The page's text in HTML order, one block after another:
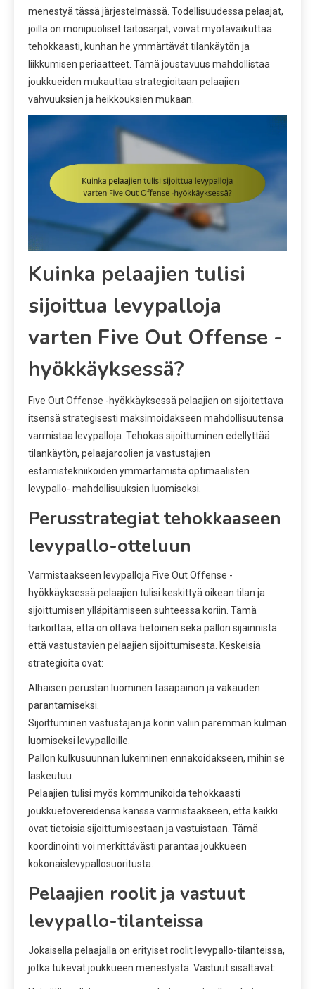
menestyä tässä järjestelmässä. Todellisuudessa pelaajat,
joilla on monipuoliset taitosarjat, voivat myötävaikuttaa
tehokkaasti, kunhan he ymmärtävät tilankäytön ja
liikkumisen periaatteet. Tämä joustavuus mahdollistaa
joukkueiden mukauttaa strategioitaan pelaajien
vahvuuksien ja heikkouksien mukaan.
Kuinka pelaajien tulisi
sijoittua levypalloja
varten Five Out Offense -
hyökkäyksessä?
Five Out Offense -hyökkäyksessä pelaajien on sijoitettava
itsensä strategisesti maksimoidakseen mahdollisuutensa
varmistaa levypalloja. Tehokas sijoittuminen edellyttää
tilankäytön, pelaajaroolien ja vastustajien
estämistekniikoiden ymmärtämistä optimaalisten
levypallo- mahdollisuuksien luomiseksi.
Perusstrategiat tehokkaaseen
levypallo-otteluun
Varmistaakseen levypalloja Five Out Offense -
hyökkäyksessä pelaajien tulisi keskittyä oikean tilan ja
sijoittumisen ylläpitämiseen suhteessa koriin. Tämä
tarkoittaa, että on oltava tietoinen sekä pallon sijainnista
että vastustavien pelaajien sijoittumisesta. Keskeisiä
strategioita ovat:
Alhaisen perustan luominen tasapainon ja vakauden
parantamiseksi.
Sijoittuminen vastustajan ja korin väliin paremman kulman
luomiseksi levypalloille.
Pallon kulkusuunnan lukeminen ennakoidakseen, mihin se
laskeutuu.
Pelaajien tulisi myös kommunikoida tehokkaasti
joukkuetovereidensa kanssa varmistaakseen, että kaikki
ovat tietoisia sijoittumisestaan ja vastuistaan. Tämä
koordinointi voi merkittävästi parantaa joukkueen
kokonaislevypallosuoritusta.
Pelaajien roolit ja vastuut
levypallo-tilanteissa
Jokaisella pelaajalla on erityiset roolit levypallo-tilanteissa,
jotka tukevat joukkueen menestystä. Vastuut sisältävät: